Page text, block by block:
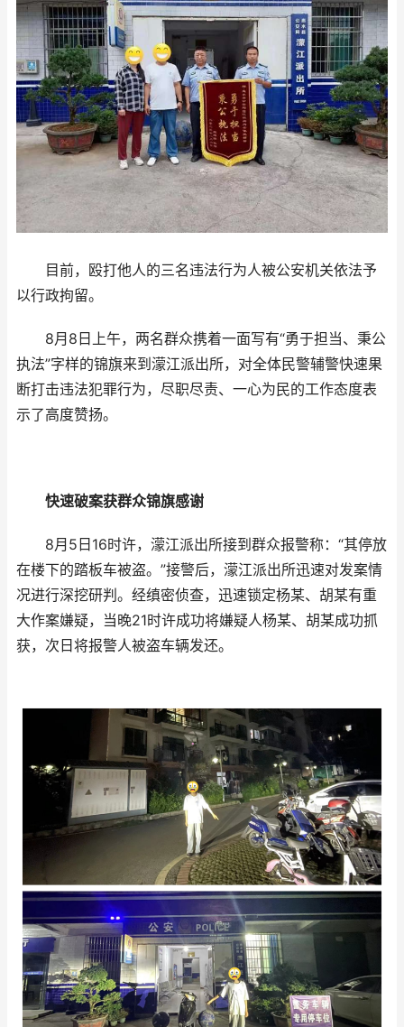
目前，殴打他人的三名违法行为人被公安机关依法予
以行政拘留。
8月8日上午，两名群众携着一面写有“勇于担当、秉公
执法”字样的锦旗来到濛江派出所，对全体民警辅警快速果
断打击违法犯罪行为，尽职尽责、一心为民的工作态度表
示了高度赞扬。
快速破案获群众锦旗感谢
8月5日16时许，濛江派出所接到群众报警称：“其停放
在楼下的踏板车被盗。”接警后，濛江派出所迅速对发案情
况进行深挖研判。经缜密侦查，迅速锁定杨某、胡某有重
大作案嫌疑，当晚21时许成功将嫌疑人杨某、胡某成功抓
获，次日将报警人被盗车辆发还。